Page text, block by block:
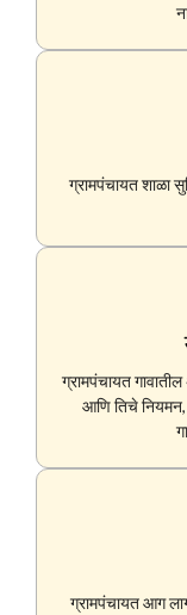
ग्रामपंचायत शाळा
ग्रामपंचायत
आणि तिचे
ग्रामपंचायत आग